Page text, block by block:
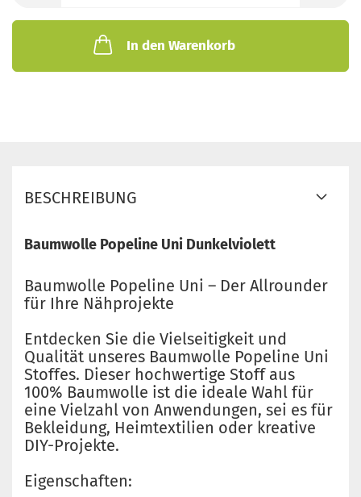
In den Warenkorb
BESCHREIBUNG
Baumwolle Popeline Uni Dunkelviolett
Baumwolle Popeline Uni – Der Allrounder
für Ihre Nähprojekte
Entdecken Sie die Vielseitigkeit und
Qualität unseres Baumwolle Popeline Uni
Stoffes. Dieser hochwertige Stoff aus
100% Baumwolle ist die ideale Wahl für
eine Vielzahl von Anwendungen, sei es für
Bekleidung, Heimtextilien oder kreative
DIY-Projekte.
Eigenschaften: